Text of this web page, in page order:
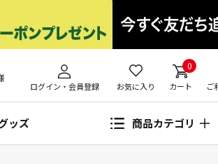
ログイン・会員登録 お気に入り
0
カート ご
ッズ 商品カテゴリ